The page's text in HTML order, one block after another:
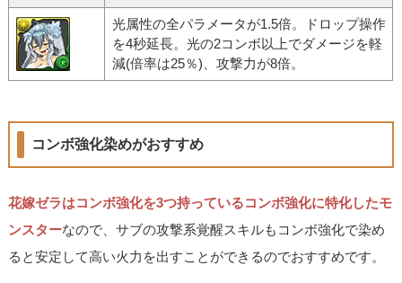
光属性の全パラメータが1.5倍。ドロップ操作
を4秒延長。光の2コンボ以上でダメージを軽
減(倍率は25％)、攻撃力が8倍。
コンボ強化染めがおすすめ
花嫁ゼラはコンボ強化を3つ持っているコンボ強化に特化したモ
ンスターなので、サブの攻撃系覚醒スキルもコンボ強化で染め
ると安定して高い火力を出すことができるのでおすすめです。